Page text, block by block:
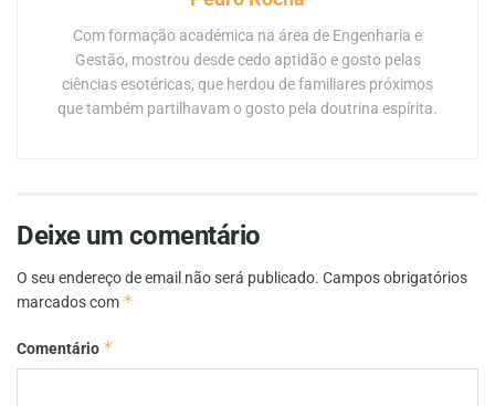
Com formação académica na área de Engenharia e
Gestão, mostrou desde cedo aptidão e gosto pelas
ciências esotéricas, que herdou de familiares próximos
que também partilhavam o gosto pela doutrina espírita.
Deixe um comentário
O seu endereço de email não será publicado. Campos obrigatórios
marcados com *
Comentário *